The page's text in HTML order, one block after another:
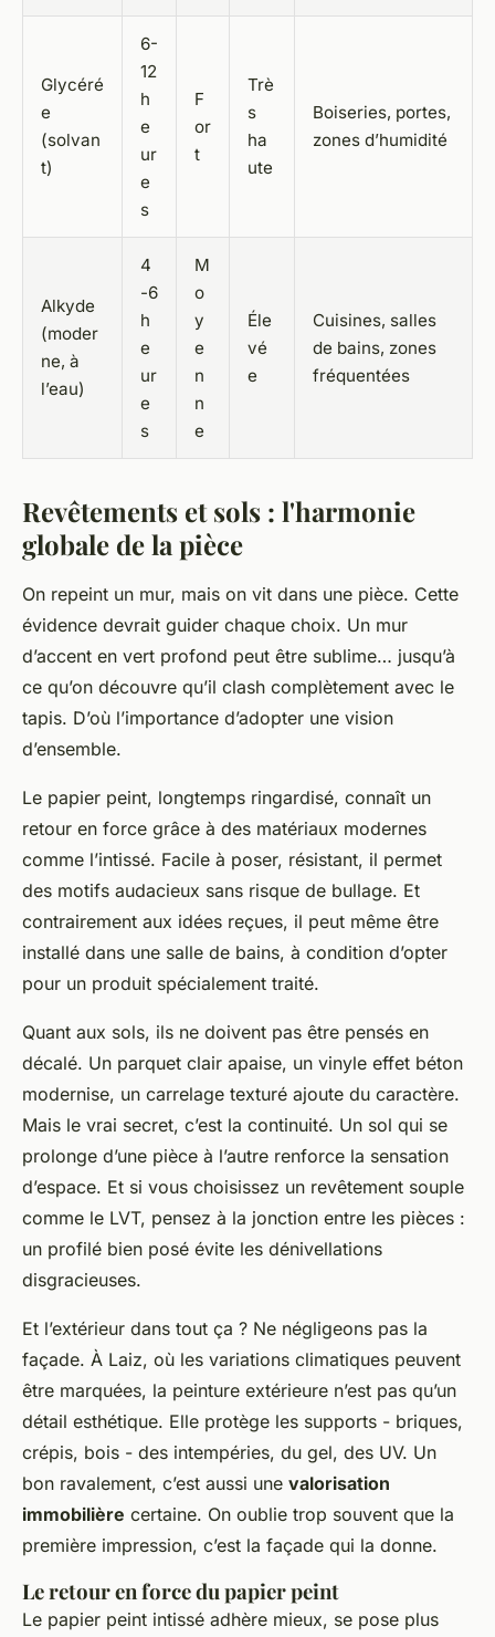
Glycéré
e
(solvan
t)
6-
12
h
e
ur
e
s
F
or
t
Trè
s
ha
ute
Boiseries, portes,
zones d’humidité
Alkyde
(moder
ne, à
l’eau)
4
-6
h
e
ur
e
s
M
o
y
e
n
n
e
Éle
vé
e
Cuisines, salles
de bains, zones
fréquentées
Revêtements et sols : l'harmonie
globale de la pièce
On repeint un mur, mais on vit dans une pièce. Cette
évidence devrait guider chaque choix. Un mur
d’accent en vert profond peut être sublime… jusqu’à
ce qu’on découvre qu’il clash complètement avec le
tapis. D’où l’importance d’adopter une vision
d’ensemble.
Le papier peint, longtemps ringardisé, connaît un
retour en force grâce à des matériaux modernes
comme l’intissé. Facile à poser, résistant, il permet
des motifs audacieux sans risque de bullage. Et
contrairement aux idées reçues, il peut même être
installé dans une salle de bains, à condition d’opter
pour un produit spécialement traité.
Quant aux sols, ils ne doivent pas être pensés en
décalé. Un parquet clair apaise, un vinyle effet béton
modernise, un carrelage texturé ajoute du caractère.
Mais le vrai secret, c’est la continuité. Un sol qui se
prolonge d’une pièce à l’autre renforce la sensation
d’espace. Et si vous choisissez un revêtement souple
comme le LVT, pensez à la jonction entre les pièces :
un profilé bien posé évite les dénivellations
disgracieuses.
Et l’extérieur dans tout ça ? Ne négligeons pas la
façade. À Laiz, où les variations climatiques peuvent
être marquées, la peinture extérieure n’est pas qu’un
détail esthétique. Elle protège les supports - briques,
crépis, bois - des intempéries, du gel, des UV. Un
bon ravalement, c’est aussi une valorisation
immobilière certaine. On oublie trop souvent que la
première impression, c’est la façade qui la donne.
Le retour en force du papier peint
Le papier peint intissé adhère mieux, se pose plus